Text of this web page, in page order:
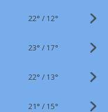
22° / 12°
23° / 17°
22° / 13°
21° / 15°